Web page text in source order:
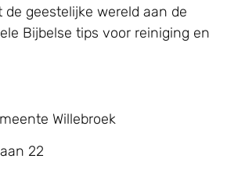
geestelijke wereld aan de
Bijbelse tips voor reiniging en
Willebroek
22